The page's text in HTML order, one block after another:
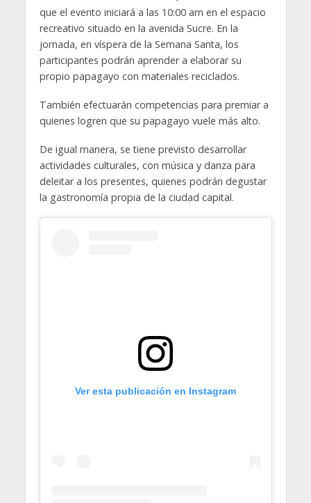
que el evento iniciará a las 10:00 am en el espacio
recreativo situado en la avenida Sucre. En la
jornada, en víspera de la Semana Santa, los
participantes podrán aprender a elaborar su
propio papagayo con materiales reciclados.
También efectuarán competencias para premiar a
quienes logren que su papagayo vuele más alto.
De igual manera, se tiene previsto desarrollar
actividades culturales, con música y danza para
deleitar a los presentes, quienes podrán degustar
la gastronomía propia de la ciudad capital.
Ver esta publicación en Instagram